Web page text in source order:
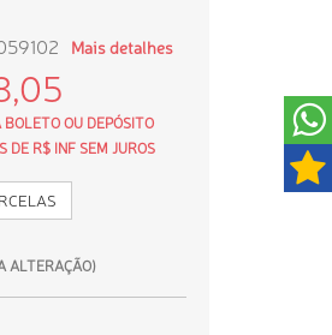
Mais detalhes
OU DEPÓSITO
DE R$ INF SEM JUROS
ALTERAÇÃO)